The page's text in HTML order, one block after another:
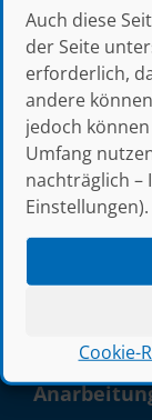
Auch diese
der Seite
erforderlich,
andere
jedoch
Umfang
nachträglich –
Einstellungen).
Cookie-
13.00 –
Freitag
7.15 –
Sortiment
Walzstahl
Edelstahl